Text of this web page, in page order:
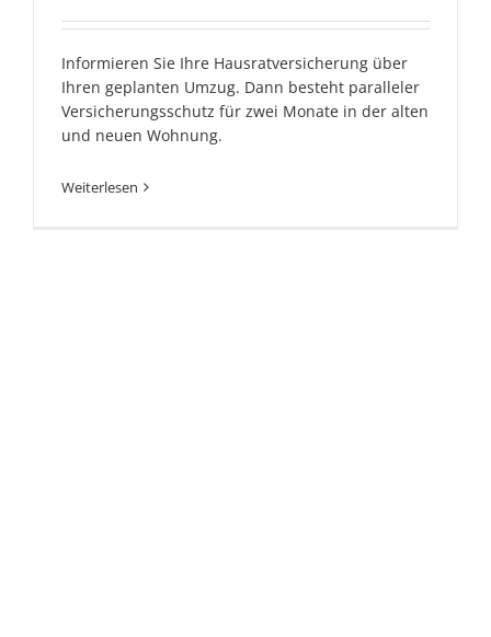
Informieren Sie Ihre Hausratversicherung über
Ihren geplanten Umzug. Dann besteht paralleler
Versicherungsschutz für zwei Monate in der alten
und neuen Wohnung.
Weiterlesen